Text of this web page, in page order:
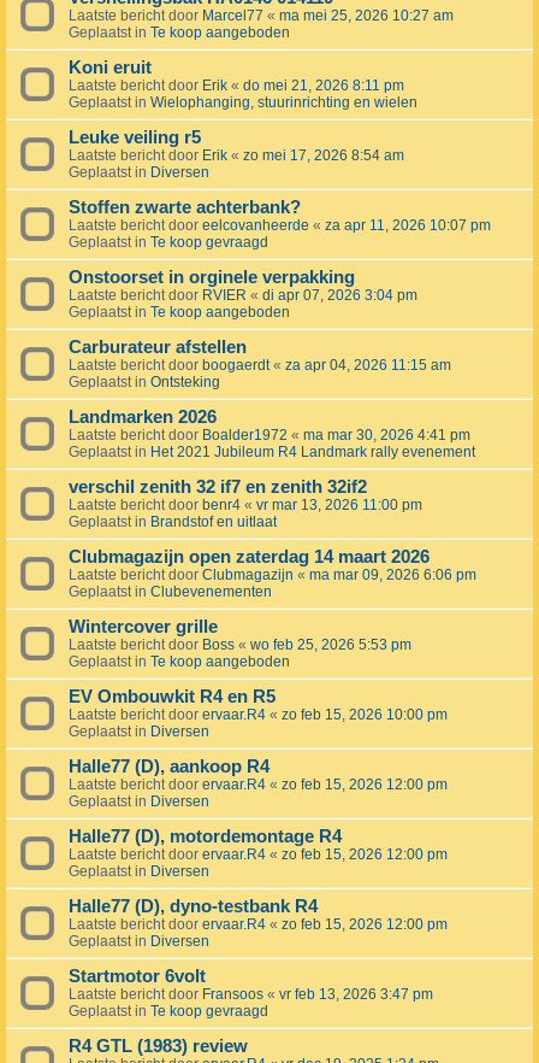
Laatste bericht door Marcel77 « ma mei 25, 2026 10:27 am
Geplaatst in Te koop aangeboden
Koni eruit
Laatste bericht door Erik « do mei 21, 2026 8:11 pm
Geplaatst in Wielophanging, stuurinrichting en wielen
Leuke veiling r5
Laatste bericht door Erik « zo mei 17, 2026 8:54 am
Geplaatst in Diversen
Stoffen zwarte achterbank?
Laatste bericht door eelcovanheerde « za apr 11, 2026 10:07 pm
Geplaatst in Te koop gevraagd
Onstoorset in orginele verpakking
Laatste bericht door RVIER « di apr 07, 2026 3:04 pm
Geplaatst in Te koop aangeboden
Carburateur afstellen
Laatste bericht door boogaerdt« za apr 04, 2026 11:15 am
Geplaatst in Ontsteking
Landmarken 2026
Laatste bericht door Boalder1972 « ma mar 30, 2026 4:41 pm
Geplaatst in Het 2021 Jubileum R4 Landmark rally evenement
verschil zenith 32 if7 en zenith 32if2
Laatste bericht door benr4 « vr mar 13, 2026 11:00 pm
Geplaatst in Brandstof en uitlaat
Clubmagazijn open zaterdag 14 maart 2026
Laatste bericht door Clubmagazijn « ma mar 09, 2026 6:06 pm
Geplaatst in Clubevenementen
Wintercover grille
Laatste bericht door Boss « wo feb 25, 2026 5:53 pm
Geplaatst in Te koop aangeboden
EV Ombouwkit R4 en R5
Laatste bericht door ervaar.R4 « zo feb 15, 2026 10:00 pm
Geplaatst in Diversen
Halle77 (D), aankoop R4
Laatste bericht door ervaar.R4 « zo feb 15, 2026 12:00 pm
Geplaatst in Diversen
Halle77 (D), motordemontage R4
Laatste bericht door ervaar.R4 « zo feb 15, 2026 12:00 pm
Geplaatst in Diversen
Halle77 (D), dyno-testbank R4
Laatste bericht door ervaar.R4 « zo feb 15, 2026 12:00 pm
Geplaatst in Diversen
Startmotor 6volt
Laatste bericht door Fransoos « vr feb 13, 2026 3:47 pm
Geplaatst in Te koop gevraagd
R4 GTL (1983) review